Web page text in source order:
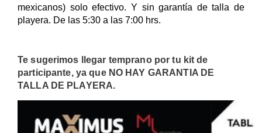
mexicanos) solo efectivo. Y sin garantía de talla de
playera. De las 5:30 a las 7:00 hrs.
Te sugerimos llegar temprano por tu kit de
participante, ya que NO HAY GARANTIA DE
TALLA DE PLAYERA.